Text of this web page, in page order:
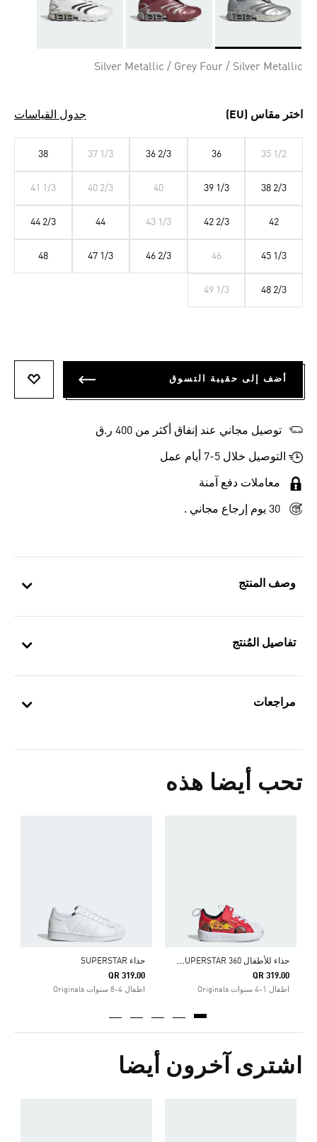
وصف المنتج
تفاصيل المُنتج
مراجعات
تحب أيضا هذه
ح
ذاء للأطفال ADIDAS PIXAR CARS ADIFOM SUPERSTAR 360
QR 319.00
اطفال 1-4 سنوات Originals
حذاء SUPERSTAR
QR 319.00
اطفال 4-8 سنوات Originals
اشترى آخرون أيضا
Silver Metallic / Grey Four / Silver Metallic
اختر مقاس (EU) جدول القياسات
35 1/2
36
36 2/3
37 1/3
38
38 2/3
39 1/3
40
40 2/3
41 1/3
42
42 2/3
43 1/3
44
44 2/3
45 1/3
46
46 2/3
47 1/3
48
48 2/3
49 1/3
أضف إلى حقيبة التسوق
توصيل مجاني عند إنفاق أكثر من 400 ر.ق
التوصيل خلال 5-7 أيام عمل
معاملات دفع آمنة